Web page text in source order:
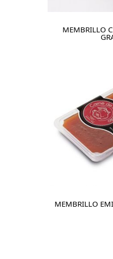
MEMBRILLO
MEMBRILLO